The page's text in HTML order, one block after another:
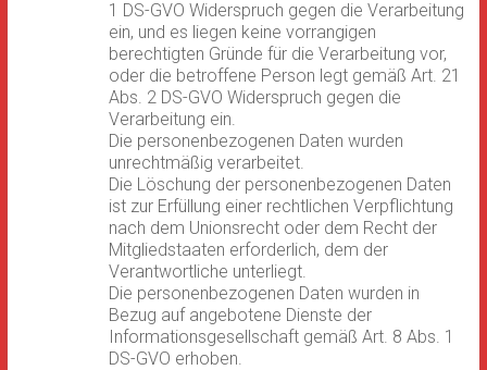
1 DS-GVO Widerspruch gegen die Verarbeitung
ein, und es liegen keine vorrangigen
berechtigten Gründe für die Verarbeitung vor,
oder die betroffene Person legt gemäß Art. 21
Abs. 2 DS-GVO Widerspruch gegen die
Verarbeitung ein.
Die personenbezogenen Daten wurden
unrechtmäßig verarbeitet.
Die Löschung der personenbezogenen Daten
ist zur Erfüllung einer rechtlichen Verpflichtung
nach dem Unionsrecht oder dem Recht der
Mitgliedstaaten erforderlich, dem der
Verantwortliche unterliegt.
Die personenbezogenen Daten wurden in
Bezug auf angebotene Dienste der
Informationsgesellschaft gemäß Art. 8 Abs. 1
DS-GVO erhoben.